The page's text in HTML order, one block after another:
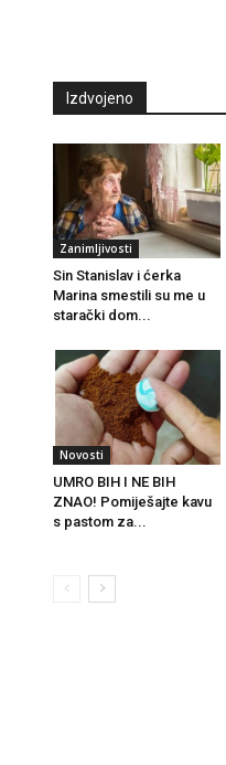
Izdvojeno
Zanimljivosti
Sin Stanislav i ćerka
Marina smestili su me u
starački dom...
Novosti
UMRO BIH I NE BIH
ZNAO! Pomiješajte kavu
s pastom za...